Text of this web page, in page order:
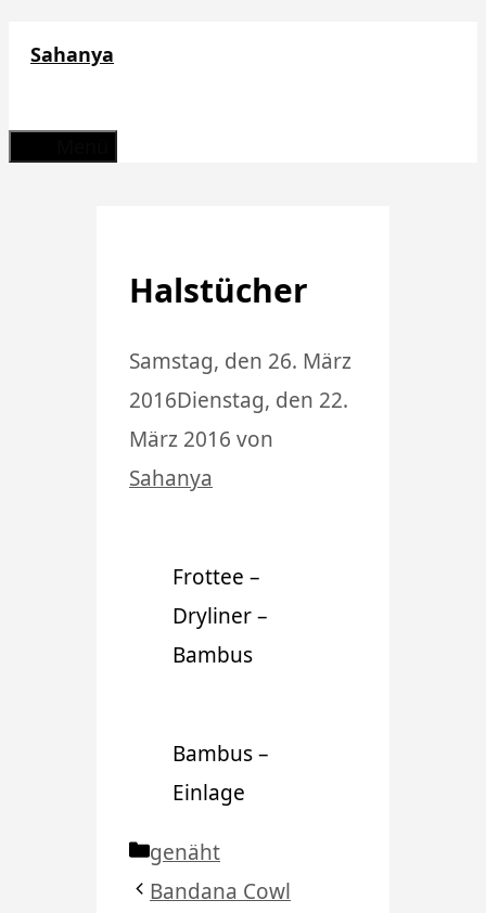
Sahanya
Halstücher
Samstag, den 26. März
2016Dienstag, den 22.
März 2016 von
Sahanya
Frottee –
Dryliner –
Bambus
Bambus –
Einlage
Kategorien
genäht
Bandana Cowl